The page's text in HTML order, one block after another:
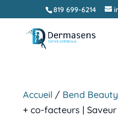
819 699-6214
Accueil / Bend Beauty
+ co-facteurs |